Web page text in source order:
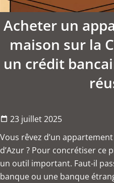
Acheter un
maison sur la
un crédit
23 juillet 2025
Vous rêvez d’un
d’Azur ? Pour concrétiser
un outil important. Faut-il
banque ou une banque